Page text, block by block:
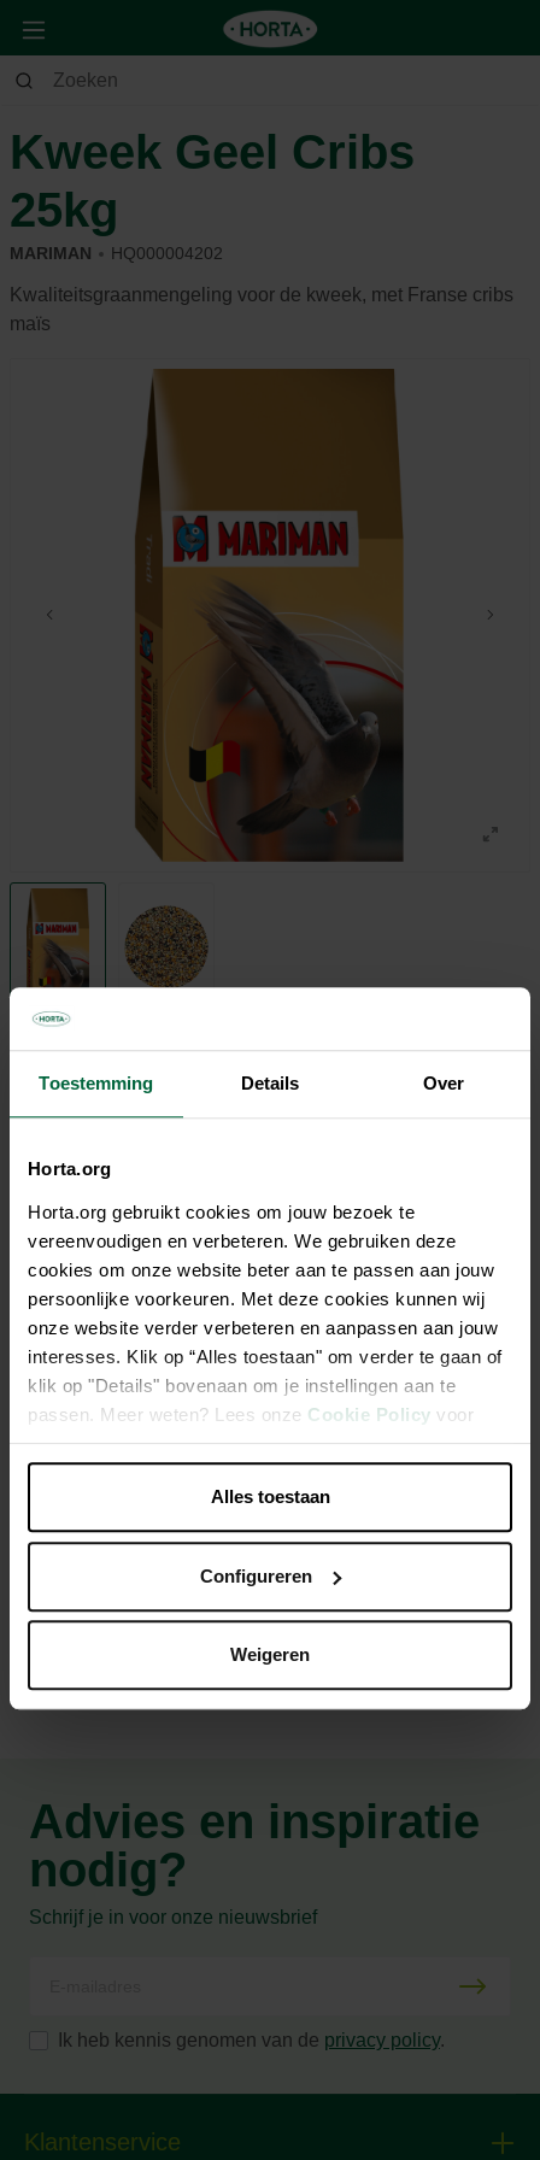
Toestemming Details Over
Horta.org
Horta.org gebruikt cookies om jouw bezoek te
vereenvoudigen en verbeteren. We gebruiken deze
cookies om onze website beter aan te passen aan jouw
persoonlijke voorkeuren. Met deze cookies kunnen wij
onze website verder verbeteren en aanpassen aan jouw
interesses. Klik op “Alles toestaan" om verder te gaan of
klik op "Details" bovenaan om je instellingen aan te
passen. Meer weten? Lees onze Cookie Policy voor
meer informatie.
Alles toestaan
Configureren
Weigeren
Dier Duif
Kweek Geel Cribs
25kg
MARIMAN HQ000004202
Kwaliteitsgraanmengeling voor de kweek, met Franse cribs
maïs
€ 23,55
Niet elke winkel heeft hetzelfde assortiment
Beschrijving
Kwaliteitsgraanmengeling voor de kweek, met Franse cribs
maïs
Productspecificaties
Advies en inspiratie
nodig?
Schrijf je in voor onze nieuwsbrief
Ik heb kennis genomen van de privacy policy.
Klantenservice